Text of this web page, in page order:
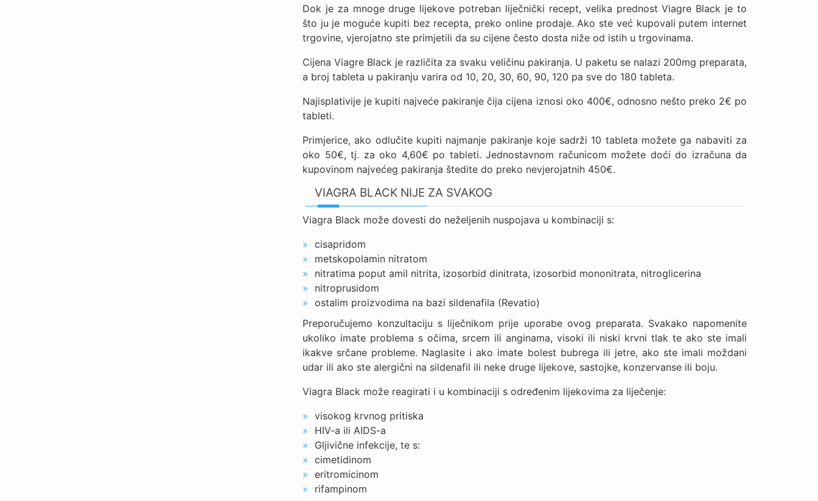
Dok je za mnoge druge lijekove potreban liječnički recept, velika prednost Viagre Black je to
što ju je moguće kupiti bez recepta, preko online prodaje. Ako ste već kupovali putem internet
trgovine, vjerojatno ste primjetili da su cijene često dosta niže od istih u trgovinama.
Cijena Viagre Black je različita za svaku veličinu pakiranja. U paketu se nalazi 200mg preparata,
a broj tableta u pakiranju varira od 10, 20, 30, 60, 90, 120 pa sve do 180 tableta.
Najisplativije je kupiti najveće pakiranje čija cijena iznosi oko 400€, odnosno nešto preko 2€ po
tableti.
Primjerice, ako odlučite kupiti najmanje pakiranje koje sadrži 10 tableta možete ga nabaviti za
oko 50€, tj. za oko 4,60€ po tableti. Jednostavnom računicom možete doći do izračuna da
kupovinom najvećeg pakiranja štedite do preko nevjerojatnih 450€.
VIAGRA BLACK NIJE ZA SVAKOG
Viagra Black može dovesti do neželjenih nuspojava u kombinaciji s:
cisapridom
metskopolamin nitratom
nitratima poput amil nitrita, izosorbid dinitrata, izosorbid mononitrata, nitroglicerina
nitroprusidom
ostalim proizvodima na bazi sildenafila (Revatio)
Preporučujemo konzultaciju s liječnikom prije uporabe ovog preparata. Svakako napomenite
ukoliko imate problema s očima, srcem ili anginama, visoki ili niski krvni tlak te ako ste imali
ikakve srčane probleme. Naglasite i ako imate bolest bubrega ili jetre, ako ste imali moždani
udar ili ako ste alergični na sildenafil ili neke druge lijekove, sastojke, konzervanse ili boju.
Viagra Black može reagirati i u kombinaciji s određenim lijekovima za liječenje:
visokog krvnog pritiska
HIV-a ili AIDS-a
Gljivične infekcije, te s:
cimetidinom
eritromicinom
rifampinom